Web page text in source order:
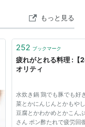
もっと見る
252 ブックマーク
疲れがとれる料理 :【
オリティ
水炊き鍋 鶏でも豚でも好
菜とかにんじんとかもや
豆腐とかわかめとかこん
さん ポン酢たれで疲労